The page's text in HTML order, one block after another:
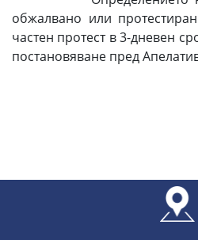
обжалвано или
частен протест в 3-дневен
постановяване пред